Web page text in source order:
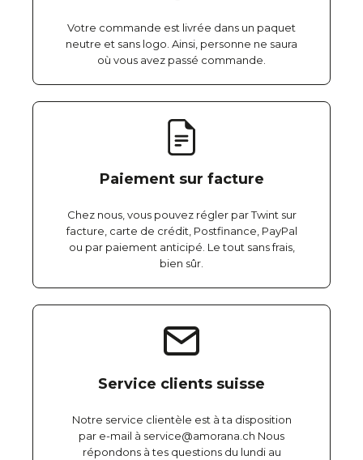
Votre commande est livrée dans un paquet
neutre et sans logo. Ainsi, personne ne saura
où vous avez passé commande.
Paiement sur facture
Chez nous, vous pouvez régler par Twint sur
facture, carte de crédit, Postfinance, PayPal
ou par paiement anticipé. Le tout sans frais,
bien sûr.
Service clients suisse
Notre service clientèle est à ta disposition
par e-mail à service@amorana.ch Nous
répondons à tes questions du lundi au